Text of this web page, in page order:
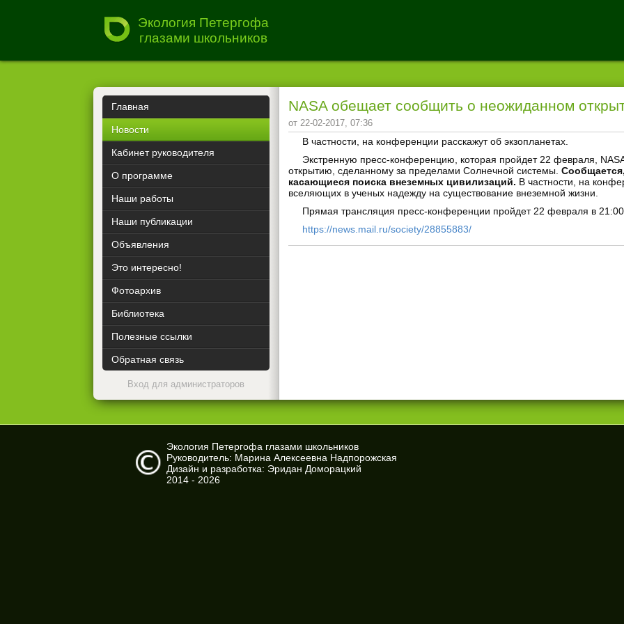
Экология Петергофа
глазами школьников
Главная
Новости
Кабинет руководителя
О программе
Наши работы
Наши публикации
Объявления
Это интересно!
Фотоархив
Библиотека
Полезные ссылки
Обратная связь
Вход для администраторов
NASA обещает сообщить о неожиданном
от 22-02-2017, 07:36
В частности, на конференции расскажут об экзопланетах.
Экстренную пресс-конференцию, которая пройдет 22 февраля,
открытию, сделанному за пределами Солнечной системы.
касающиеся поиска внеземных цивилизаций. В частности, на
вселяющих в ученых надежду на существование внеземной жизни.
Прямая трансляция пресс-конференции пройдет 22 февраля в
https://news.mail.ru/society/28855883/
Экология Петергофа глазами школьников
Руководитель: Марина Алексеевна Надпорожская
Дизайн и разработка: Эридан Доморацкий
2014 - 2026